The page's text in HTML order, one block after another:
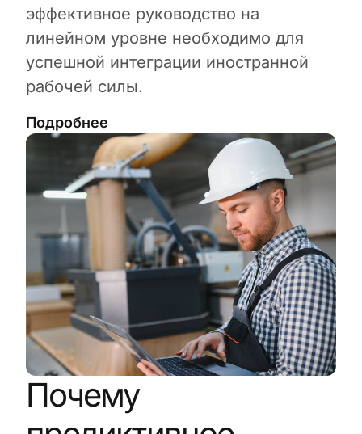
эффективное руководство на
линейном уровне необходимо для
успешной интеграции иностранной
рабочей силы.
Подробнее
Почему